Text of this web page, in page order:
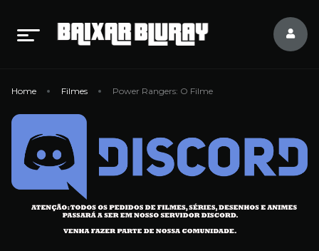
Home Filmes Power Rangers: O Filme